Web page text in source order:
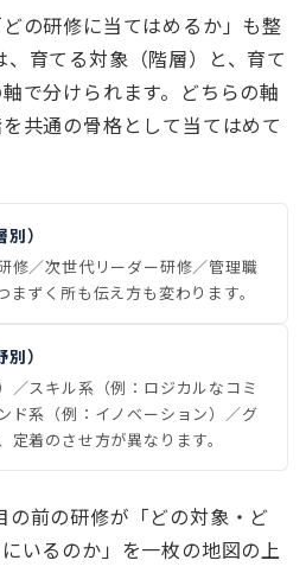
の研修に当てはめるか」も整
育てる対象（階層）と、育て
で分けられます。どちらの軸
共通の骨格として当てはめて
）
修／次世代リーダー研修／管理職
ずく所も伝え方も変わります。
）
／スキル系（例：ロジカルなコミ
ド系（例：イノベーション）／グ
着のさせ方が異なります。
の前の研修が「どの対象・ど
いるのか」を一枚の地図の上